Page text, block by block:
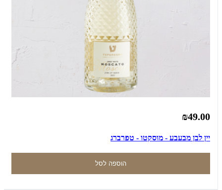
₪49.00
יין לבן מבעבע - מוסקטו - טפרברג
הוספה לסל